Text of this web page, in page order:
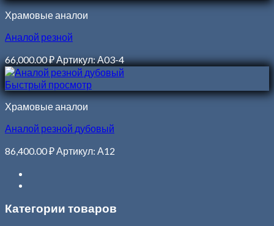
Храмовые аналои
Аналой резной
66,000.00₽Артикул: А03-4
Быстрый просмотр
Храмовые аналои
Аналой резной дубовый
86,400.00₽ Артикул: А12
Категории товаров